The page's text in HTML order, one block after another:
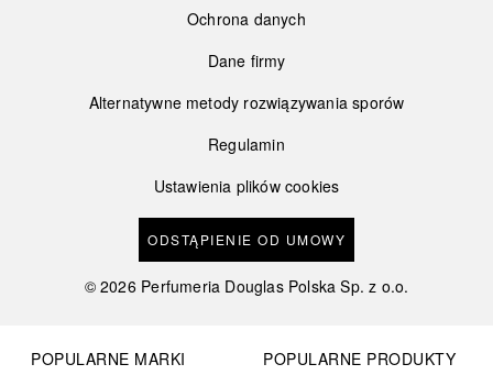
Ochrona danych
Dane firmy
Alternatywne metody rozwiązywania sporów
Regulamin
Ustawienia plików cookies
ODSTĄPIENIE OD UMOWY
©2026 Perfumeria Douglas Polska Sp. z o.o.
POPULARNE MARKI
POPULARNE PRODUKTY